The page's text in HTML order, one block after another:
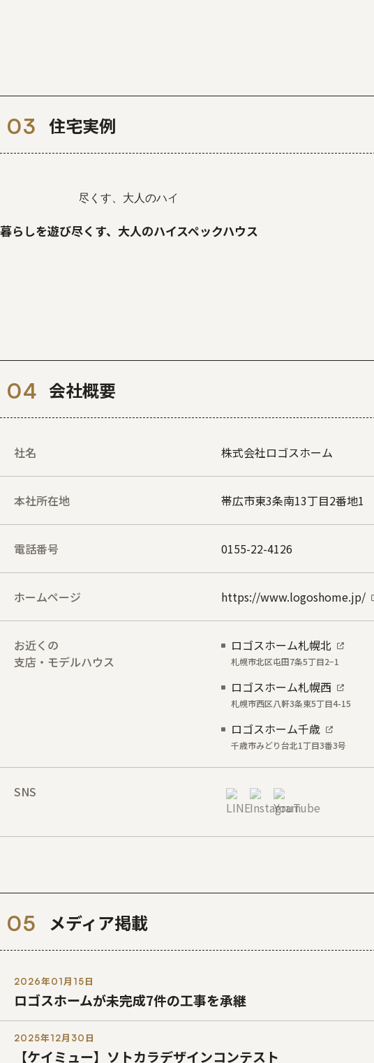
住宅実例
暮らしを遊び尽くす、大人のハイスペックハウス
会社概要
社名 株式会社ロゴスホーム
本社所在地 帯広市東3条南13丁目2番地1
電話番号 0155-22-4126
ホームページ https://www.logoshome.jp/
お近くの
支店・モデルハウス
ロゴスホーム札幌北
札幌市北区屯田7条5丁目2−1
ロゴスホーム札幌西
札幌市西区八軒3条東5丁目4-15
ロゴスホーム千歳
千歳市みどり台北1丁目3番3号
SNS
メディア掲載
2026年01月15日
ロゴスホームが未完成7件の工事を承継
2025年12月30日
【ケイミュー】ソトカラデザインコンテスト